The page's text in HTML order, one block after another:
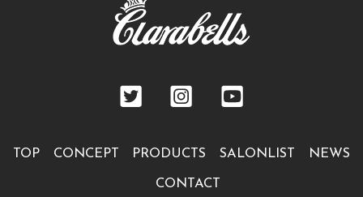
TOP CONCEPT PRODUCTS SALONLIST NEWS
CONTACT